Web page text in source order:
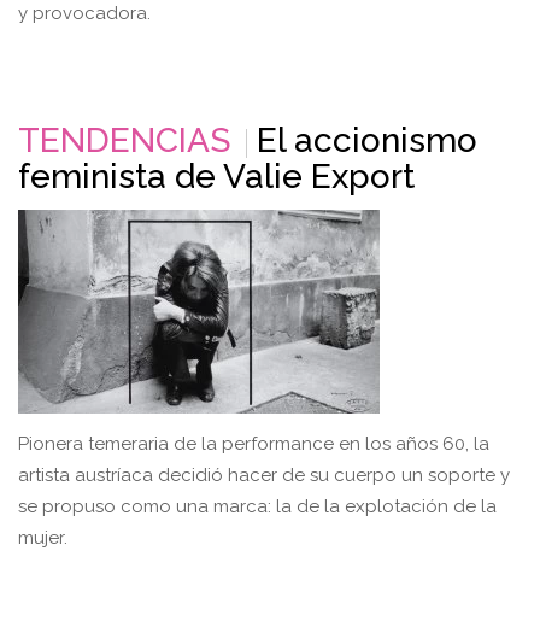
y provocadora.
TENDENCIAS
El accionismo
feminista de Valie Export
Pionera temeraria de la performance en los años 60, la
artista austríaca decidió hacer de su cuerpo un soporte y
se propuso como una marca: la de la explotación de la
mujer.